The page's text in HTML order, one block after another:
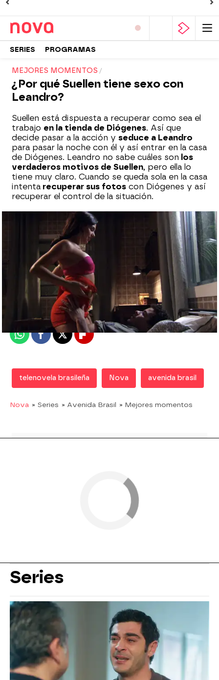
SERIES PROGRAMAS
MEJORES MOMENTOS
¿Por qué Suellen tiene sexo con
Leandro?
Suellen está dispuesta a recuperar como sea el
trabajo en la tienda de Diógenes. Así que
decide pasar a la acción y seduce a Leandro
para pasar la noche con él y así entrar en la casa
de Diógenes. Leandro no sabe cuáles son los
verdaderos motivos de Suellen, pero ella lo
tiene muy claro. Cuando se queda sola en la casa
intenta recuperar sus fotos con Diógenes y así
recuperar el control de la situación.
Madrid
Publicado:29 de enero de 2019, 15:54
WhatsappFacebook
X Flipboard
telenovela brasileña Nova avenida brasil
Nova » Series » Avenida Brasil » Mejores momentos
Series